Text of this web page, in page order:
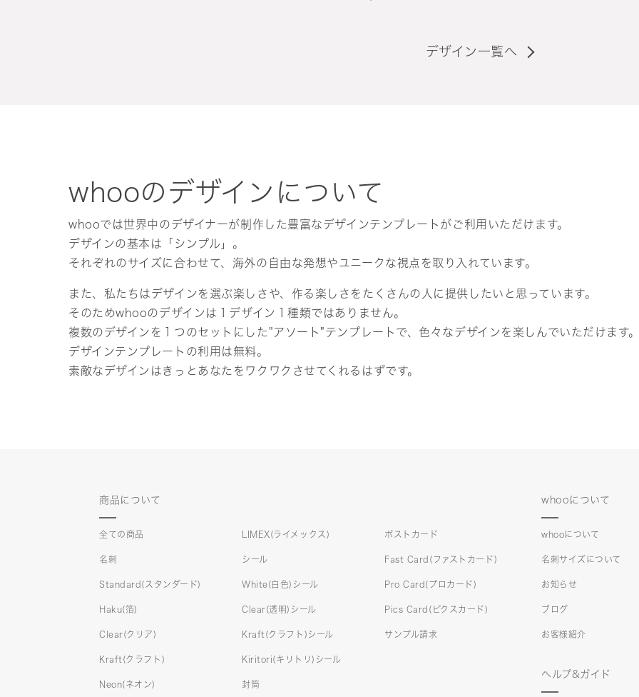
デザイン一覧へ
whooのデザインについて
whooでは世界中のデザイナーが制作した豊富なデザインテンプレートがご利用いただけます。
デザインの基本は「シンプル」。
それぞれのサイズに合わせて、海外の自由な発想やユニークな視点を取り入れています。
また、私たちはデザインを選ぶ楽しさや、作る楽しさをたくさんの人に提供したいと思っています。
そのためwhooのデザインは１デザイン１種類ではありません。
複数のデザインを１つのセットにした"アソート"テンプレートで、色々なデザインを楽しんでいただけます。
デザインテンプレートの利用は無料。
素敵なデザインはきっとあなたをワクワクさせてくれるはずです。
商品について
全ての商品
名刺
Standard(スタンダード)
Haku(箔)
Clear(クリア)
Kraft(クラフト)
Neon(ネオン)
LIMEX(ライメックス)
シール
White(白色)シール
Clear(透明)シール
Kraft(クラフト)シール
Kiritori(キリトリ)シール
封筒
ポストカード
Fast Card(ファストカード)
Pro Card(プロカード)
Pics Card(ピクスカード)
サンプル請求
whooについて
whooについて
名刺サイズについて
お知らせ
ブログ
お客様紹介
ヘルプ&ガイド